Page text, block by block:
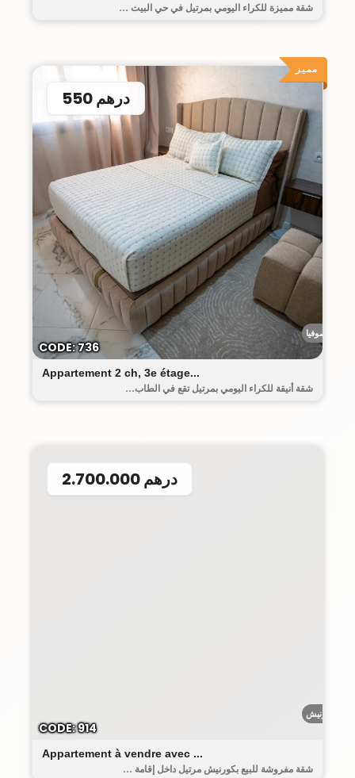
شقة مميزة للكراء اليومي بمرتيل في حي البيت ...
مميز
رياض صوفيا
Appartement 2 ch, 3e étage...
550 درهم
شقة أنيقة للكراء اليومي بمرتيل تقع في الطاب...
CODE: 736
الكورنيش
Appartement à vendre avec ...
2.700.000 درهم
شقة مفروشة للبيع بكورنيش مرتيل داخل إقامة ...
CODE: 914